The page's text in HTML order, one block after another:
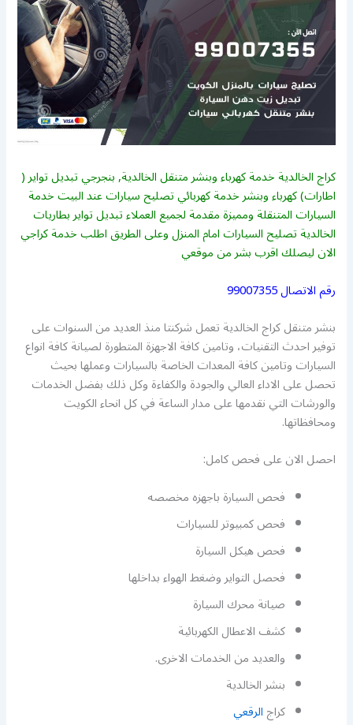
كراج الخالدية خدمة كهرباء وبنشر متنقل الخالدية, بنجرجي تبديل تواير (
اطارات) كهرباء وبنشر خدمة كهربائي تصليح سيارات عند البيت خدمة
السيارات المتنقلة ومميزة مقدمة لجميع العملاء تبديل تواير بطاريات
الخالدية تصليح السيارات امام المنزل وعلى الطريق اطلب خدمة كراجي
الان ليصلك اقرب بشر من موقعي
رقم الاتصال99007355
بنشر متنقل كراج الخالدية تعمل شركنتا منذ العديد من السنوات على
توفير احدث التقنيات، وتامين كافة الاجهزة المتطورة لصيانة كافة انواع
السيارات وتامين كافة المعدات الخاصة بالسيارات وعملها بحيث
تحصل على الاداء العالي والجودة والكفاءة وكل ذلك بفضل الخدمات
والورشات التي نقدمها على مدار الساعة في كل انحاء الكويت
ومحافظاتها.
احصل الان على فحص كامل:
فحص السيارة باجهزه مخصصه
فحص كمبيوتر للسيارات
فحص هيكل السيارة
فحصل التواير وضغط الهواء بداخلها
صيانة محرك السيارة
كشف الاعطال الكهربائية
والعديد من الخدمات الاخرى.
بنشر الخالدية
كراجالرقعي